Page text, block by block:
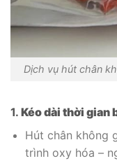
Dịch vụ hút chân
1. Kéo dài thời gian
Hút chân không
trình oxy hóa –